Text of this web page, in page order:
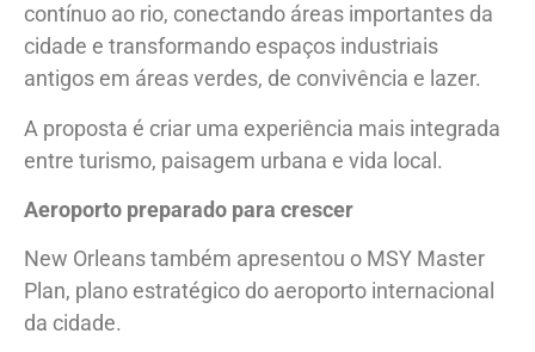
contínuo ao rio, conectando áreas importantes da
cidade e transformando espaços industriais
antigos em áreas verdes, de convivência e lazer.
A proposta é criar uma experiência mais integrada
entre turismo, paisagem urbana e vida local.
Aeroporto preparado para crescer
New Orleans também apresentou o MSY Master
Plan, plano estratégico do aeroporto internacional
da cidade.